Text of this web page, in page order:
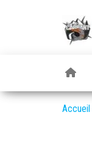
Accueil